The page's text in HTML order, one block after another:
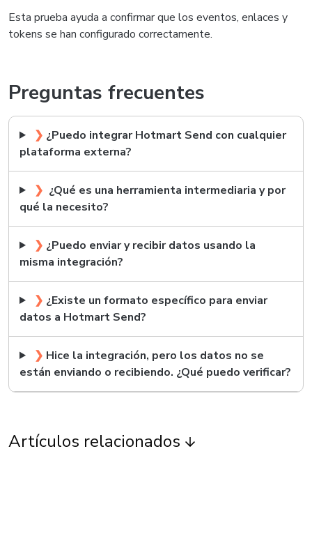
Esta prueba ayuda a confirmar que los eventos, enlaces y
tokens se han configurado correctamente.
Preguntas frecuentes
❯ ¿Puedo integrar Hotmart Send con cualquier
plataforma externa?
❯ ¿Qué es una herramienta intermediaria y por
qué la necesito?
❯ ¿Puedo enviar y recibir datos usando la
misma integración?
❯ ¿Existe un formato específico para enviar
datos a Hotmart Send?
❯ Hice la integración, pero los datos no se
están enviando o recibiendo. ¿Qué puedo verificar?
Artículos relacionados